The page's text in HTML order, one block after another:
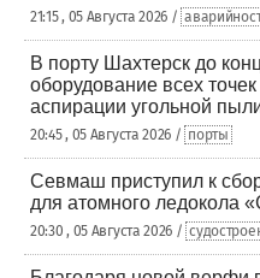
21:15 , 05 Августа 2026 /
В порту Шахтерск до
оборудование всех
аспирации угольной
20:45 , 05 Августа 2026 / порты
Севмаш приступил к
для атомного ледокола
20:30 , 05 Августа 2026 /